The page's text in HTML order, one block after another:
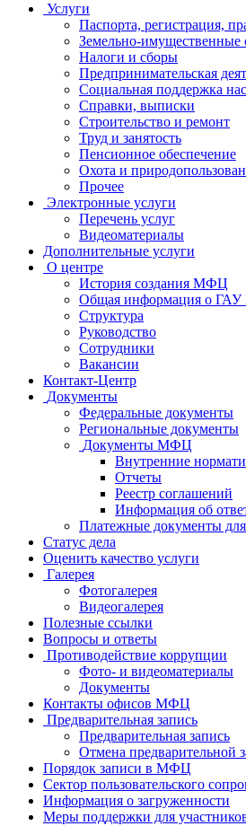
Услуги
Паспорта, регистрация,
Земельно-имущественные
Налоги и сборы
Предпринимательская
Социальная поддержка
Справки, выписки
Строительство и ремонт
Труд и занятость
Пенсионное обеспечение
Охота и
Прочее
Электронные услуги
Перечень услуг
Видеоматериалы
Дополнительные услуги
О центре
История создания МФЦ
Общая информация о
Структура
Руководство
Сотрудники
Вакансии
Контакт-Центр
Документы
Федеральные документы
Региональные документы
Документы МФЦ
Внутренние
Отчеты
Реестр соглашений
Информация об
Платежные документы
Статус дела
Оценить качество услуги
Галерея
Фотогалерея
Видеогалерея
Полезные ссылки
Вопросы и ответы
Противодействие коррупции
Фото- и видеоматериалы
Документы
Контакты офисов МФЦ
Предварительная запись
Предварительная запись
Отмена предварительной
Порядок записи в МФЦ
Сектор пользовательского
Информация о загруженности
Меры поддержки для